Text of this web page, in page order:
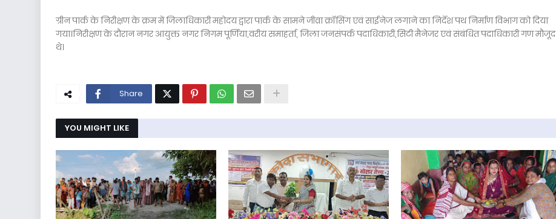
ग्रीन पार्क के निरीक्षण के क्रम में जिलाधिकारी महोदय द्वारा पार्क के सामने जीव्रा क्रॉसिंग एवं साईनेज लगाने का निर्देश पथ निर्माण विभाग को दिया
गया।निरीक्षण के दौरान नगर आयुक्त नगर निगम पूर्णिया,वरीय समाहर्ता, जिला जनसंपर्क पदाधिकारी,सिटी मैनेजर एवं संबंधित पदाधिकारी गण मौजूद
थे।
Share
YOU MIGHT LIKE